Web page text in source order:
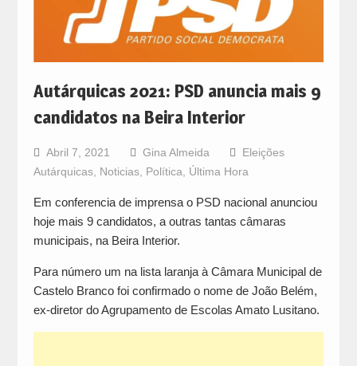
Autárquicas 2021: PSD anuncia mais 9
candidatos na Beira Interior
Abril 7, 2021 Gina Almeida
Eleições
Autárquicas, Noticias, Política Última Hora
Em conferencia de imprensa o PSD nacional anunciou
hoje mais 9 candidatos, a outras tantas câmaras
municipais, na Beira Interior.
Para número um na lista laranja à Câmara Municipal de
Castelo Branco foi confirmado o nome de João Belém,
ex-diretor do Agrupamento de Escolas Amato Lusitano.